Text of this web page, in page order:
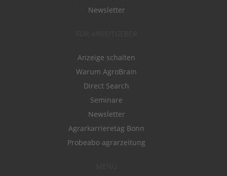
Newsletter
Anzeige schalten
Warum AgroBrain
Direct Search
Seminare
Newsletter
Agrarkarrieretag Bonn
Probeabo agrarzeitung